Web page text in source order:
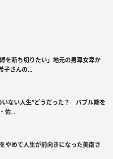
を断ち切りたい」地元の男尊女卑か
子さんの...
いない人生”どうだった？ バブル期を
佐...
やめて人生が前向きになった美南さ